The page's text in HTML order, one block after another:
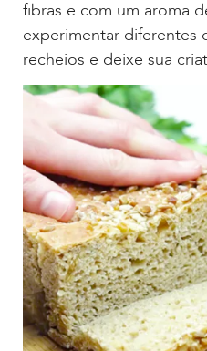
fibras e com um aroma
experimentar diferentes
recheios e deixe sua